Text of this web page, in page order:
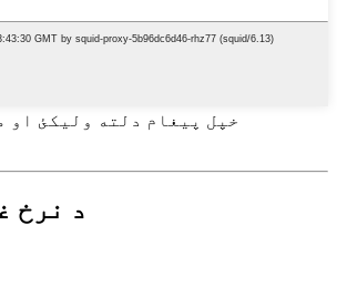
خپل پیغام دلته ولیکئ او
د نرخ